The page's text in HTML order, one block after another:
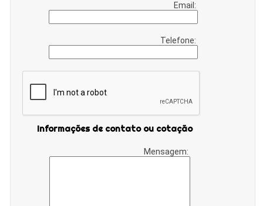
Email:
Telefone:
Informações de contato ou cotação
Mensagem: